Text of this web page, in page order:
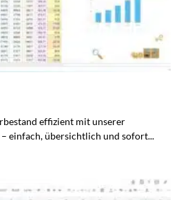
effizient mit unserer
einfach, übersichtlich und sofort...